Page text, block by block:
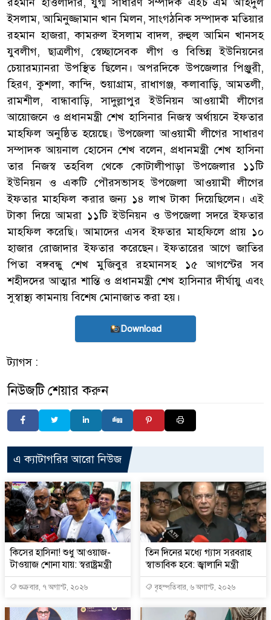
ইসলাম, আমিনুজ্জামান খান মিলন, সাংগঠনিক সম্পাদক মতিয়ার
রহমান হাজরা, কামরুল ইসলাম বাদল, রুহুল আমিন খানসহ
যুবলীগ, ছাত্রলীগ, স্বেচ্ছাসেবক লীগ ও বিভিন্ন ইউনিয়নের
চেয়ারম্যানরা উপস্থিত ছিলেন। অপরদিকে উপজেলার পিঞ্জুরী,
হিরণ, কুশলা, কান্দি, শুয়াগ্রাম, রাধাগঞ্জ, কলাবাড়ি, আমতলী,
রামশীল, বান্ধাবাড়ি, সাদুল্লাপুর ইউনিয়ন আওয়ামী লীগের
আয়োজনে ও প্রধানমন্ত্রী শেখ হাসিনার নিজস্ব অর্থায়নে ইফতার
মাহফিল অনুষ্ঠিত হয়েছে। উপজেলা আওয়ামী লীগের সাধারণ
সম্পাদক আয়নাল হোসেন শেখ বলেন, প্রধানমন্ত্রী শেখ হাসিনা
তার নিজস্ব তহবিল থেকে কোটালীপাড়া উপজেলার ১১টি
ইউনিয়ন ও একটি পৌরসভাসহ উপজেলা আওয়ামী লীগের
ইফতার মাহফিল করার জন্য ১৪ লাখ টাকা দিয়েছিলেন। এই
টাকা দিয়ে আমরা ১১টি ইউনিয়ন ও উপজেলা সদরে ইফতার
মাহফিল করেছি। আমাদের এসব ইফতার মাহফিলে প্রায় ১০
হাজার রোজাদার ইফতার করেছেন। ইফতারের আগে জাতির
পিতা বঙ্গবন্ধু শেখ মুজিবুর রহমানসহ ১৫ আগস্টের সব
শহীদদের আত্মার শান্তি ও প্রধানমন্ত্রী শেখ হাসিনার দীর্ঘায়ু এবং
সুস্বাস্থ্য কামনায় বিশেষ মোনাজাত করা হয়।
Download
ট্যাগস :
নিউজটি শেয়ার করুন
এ ক্যাটাগরির আরো নিউজ
কিসের হাসিনা! শুধু আওয়াজ-
টাওয়াজ শোনা যায়: স্বরাষ্ট্রমন্ত্রী
শুক্রবার, ৭ অগাস্ট, ২০২৬
তিন দিনের মধ্যে গ্যাস সরবরাহ
স্বাভাবিক হবে: জ্বালানি মন্ত্রী
বৃহস্পতিবার, ৬ অগাস্ট, ২০২৬